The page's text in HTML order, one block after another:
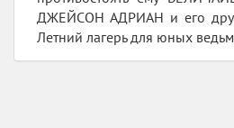
ДЖЕЙСОН АДРИАН и его
Летний лагерь для юных